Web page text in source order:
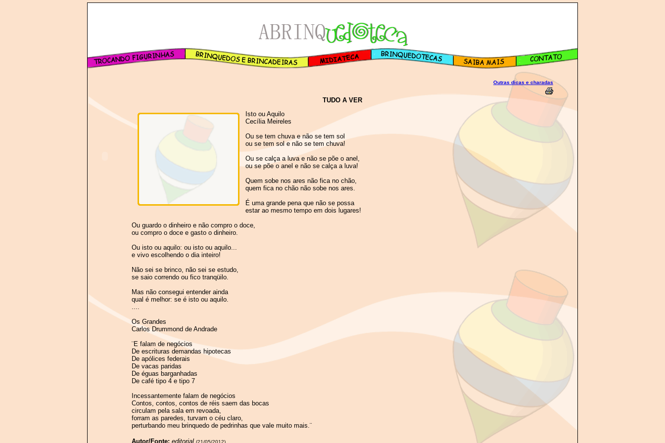
Outras dicas e charadas
TUDO A VER
Isto ou Aquilo
Cecília Meireles
Ou se tem chuva e não se tem sol
ou se tem sol e não se tem chuva!
Ou se calça a luva e não se põe o anel,
ou se põe o anel e não se calça a luva!
Quem sobe nos ares não fica no chão,
quem fica no chão não sobe nos ares.
É uma grande pena que não se possa
estar ao mesmo tempo em dois lugares!
Ou guardo o dinheiro e não compro o doce,
ou compro o doce e gasto o dinheiro.
Ou isto ou aquilo: ou isto ou aquilo...
e vivo escolhendo o dia inteiro!
Não sei se brinco, não sei se estudo,
se saio correndo ou fico tranqüilo.
Mas não consegui entender ainda
qual é melhor: se é isto ou aquilo.
....
Os Grandes
Carlos Drummond de Andrade
¨E falam de negócios
De escrituras demandas hipotecas
De apólices federais
De vacas paridas
De éguas barganhadas
De café tipo 4 e tipo 7
Incessantemente falam de negócios
Contos, contos, contos de réis saem das bocas
circulam pela sala em revoada,
forram as paredes, turvam o céu claro,
perturbando meu brinquedo de pedrinhas que vale muito mais.¨
Autor/Fonte: editorial (21/05/2012)